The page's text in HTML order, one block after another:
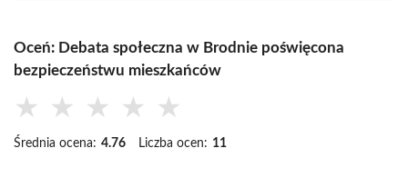
Oceń: Debata społeczna w Brodnie poświęcona
bezpieczeństwu mieszkańców
★ ★ ★ ★ ★
Średnia ocena: 4.76 Liczba ocen: 11